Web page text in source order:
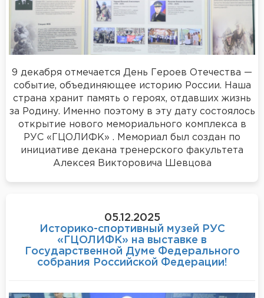
9 декабря отмечается День Героев Отечества —
событие, объединяющее историю России. Наша
страна хранит память о героях, отдавших жизнь
за Родину. Именно поэтому в эту дату состоялось
открытие нового мемориального комплекса в
РУС «ГЦОЛИФК» . Мемориал был создан по
инициативе декана тренерского факультета
Алексея Викторовича Шевцова
05.12.2025
Историко-спортивный музей РУС
«ГЦОЛИФК» на выставке в
Государственной Думе Федерального
собрания Российской Федерации!